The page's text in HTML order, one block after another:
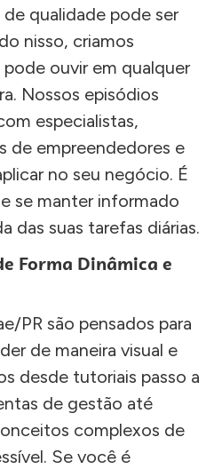
qualidade pode ser
nisso, criamos
ouvir em qualquer
Nossos episódios
especialistas,
de empreendedores e
no seu negócio. É
se manter informado
das suas tarefas diárias.
Forma Dinâmica e
PR são pensados para
de maneira visual e
desde tutoriais passo a
de gestão até
complexos de
Se você é